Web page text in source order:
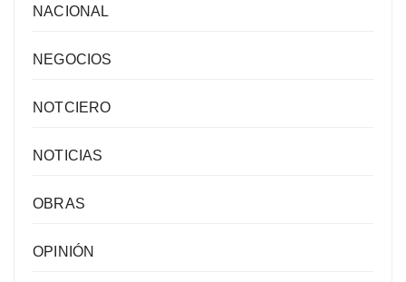
NACIONAL
NEGOCIOS
NOTCIERO
NOTICIAS
OBRAS
OPINIÓN